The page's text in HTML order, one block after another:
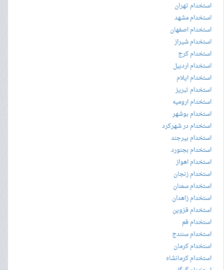
استخدام تهران
استخدام مشهد
استخدام اصفهان
استخدام شیراز
استخدام کرج
استخدام اردبیل
استخدام ایلام
استخدام تبریز
استخدام ارومیه
استخدام بوشهر
استخدام در شهرکرد
استخدام بیرجند
استخدام بجنورد
استخدام اهواز
استخدام زنجان
استخدام سمنان
استخدام زاهدان
استخدام قزوین
استخدام قم
استخدام سنندج
استخدام کرمان
استخدام کرمانشاه